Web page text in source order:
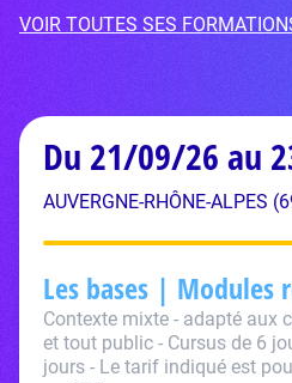
VOIR TOUTES SES
Du 21/09/26 au
AUVERGNE-RHÔNE-ALPES
Les bases | Modules
Contexte mixte - adapté aux
et tout public - Cursus de 6
jours - Le tarif indiqué est